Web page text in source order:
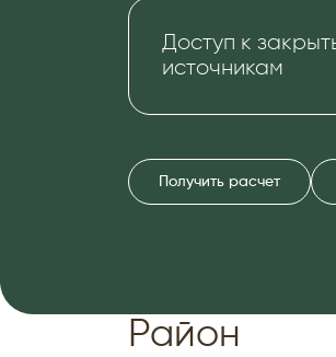
Доступ к
источникам
Получить расчет
Район